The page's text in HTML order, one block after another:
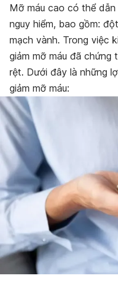
Mỡ máu cao có thể
nguy hiểm, bao gồm:
mạch vành. Trong việc
giảm mỡ máu đã chứng
rệt. Dưới đây là những
giảm mỡ máu: